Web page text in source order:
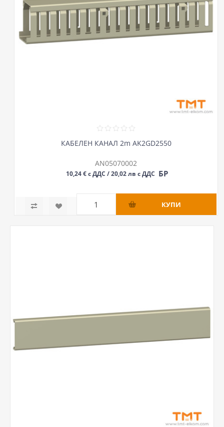
КАБЕЛЕН КАНАЛ 2m AK2GD2550
AN05070002
10,24 € с ДДС / 20,02 лв с ДДС БР